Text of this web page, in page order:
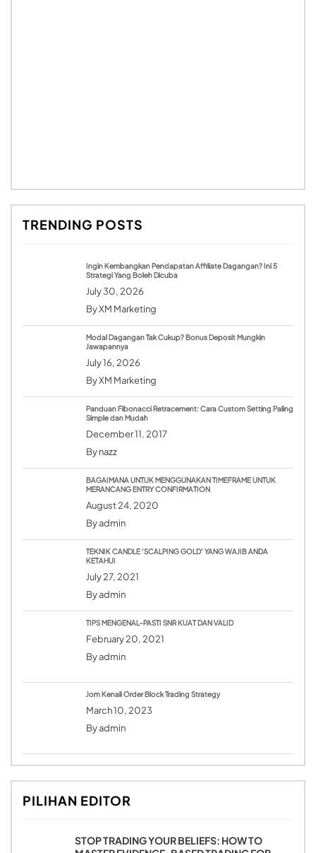
TRENDING POSTS
Ingin Kembangkan Pendapatan Affiliate Dagangan? Ini 5
Strategi Yang Boleh Dicuba
July 30, 2026
ByXM Marketing
Modal Dagangan Tak Cukup? Bonus Deposit Mungkin
Jawapannya
July 16, 2026
ByXM Marketing
Panduan Fibonacci Retracement: Cara Custom Setting Paling
Simple dan Mudah
December 11, 2017
Bynazz
BAGAIMANA UNTUK MENGGUNAKAN TIMEFRAME UNTUK
MERANCANG ENTRY CONFIRMATION
August 24, 2020
Byadmin
TEKNIK CANDLE ‘SCALPING GOLD’ YANG WAJIB ANDA
KETAHUI
July 27, 2021
Byadmin
TIPS MENGENAL-PASTI SNR KUAT DAN VALID
February 20, 2021
Byadmin
Jom Kenali Order Block Trading Strategy
March 10, 2023
Byadmin
PILIHAN EDITOR
STOP TRADING YOUR BELIEFS: HOW TO